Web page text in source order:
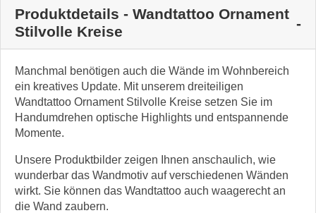
Produktdetails - Wandtattoo Ornament
Stilvolle Kreise
Manchmal benötigen auch die Wände im Wohnbereich
ein kreatives Update. Mit unserem dreiteiligen
Wandtattoo Ornament Stilvolle Kreise setzen Sie im
Handumdrehen optische Highlights und entspannende
Momente.
Unsere Produktbilder zeigen Ihnen anschaulich, wie
wunderbar das Wandmotiv auf verschiedenen Wänden
wirkt. Sie können das Wandtattoo auch waagerecht an
die Wand zaubern.